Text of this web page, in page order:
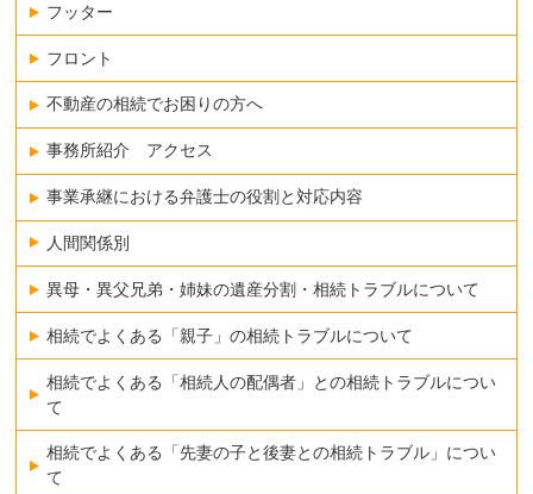
フッター
フロント
不動産の相続でお困りの方へ
事務所紹介 アクセス
事業承継における弁護士の役割と対応内容
人間関係別
異母・異父兄弟・姉妹の遺産分割・相続トラブルについて
相続でよくある「親子」の相続トラブルについて
相続でよくある「相続人の配偶者」との相続トラブルについ
て
相続でよくある「先妻の子と後妻との相続トラブル」につい
て